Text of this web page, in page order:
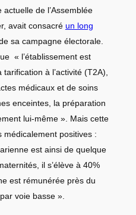
de l’Assemblée
avait consacré un long
sa campagne électorale.
« l’établissement est
à l’activité (T2A),
médicaux et de soins
enceintes, la préparation
lui-même ». Mais cette
médicalement positives :
est ainsi de quelque
il s’élève à 40%
est rémunérée près du
voie basse ».